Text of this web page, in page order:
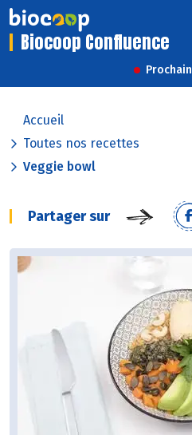
Biocoop Confluence
Accueil
Toutes nos recettes
Veggie bowl
Partager sur